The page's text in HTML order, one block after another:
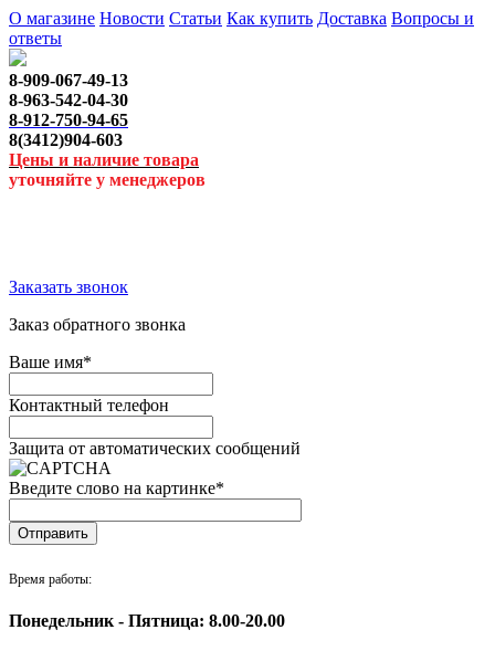
О магазине Новости Статьи Как купить Доставка Вопросы и
ответы
8-909-067-49-13
8-963-542-04-30
8-912-750-94-65
8(3412)904-603
Цены и наличие товара
уточняйте у менеджеров
Заказать звонок
Заказ обратного звонка
Ваше имя*
Контактный телефон
Защита от автоматических сообщений
Введите слово на картинке*
Время работы:
Понедельник - Пятница: 8.00-20.00